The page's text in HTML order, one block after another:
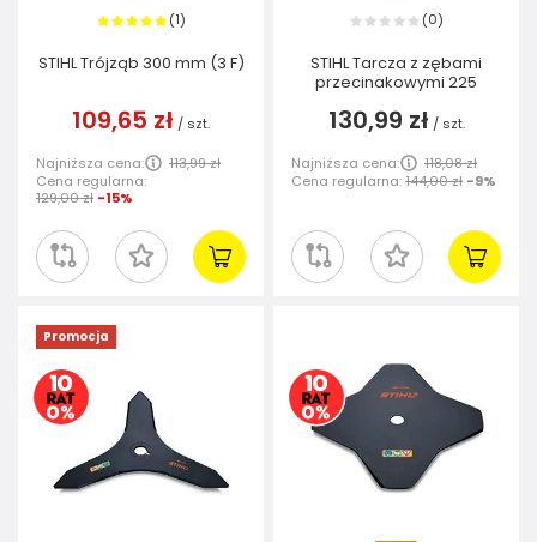
(1)
STIHL Trójząb 300 mm (3 F)
109,65 zł / szt.
Najniższa cena:
113,99 zł
Cena regularna:
129,00 zł -15%
(0)
STIHL Tarcza z zębami
przecinakowymi 225
130,99 zł / szt.
Najniższa cena:
118,08 zł
Cena regularna:144,00 zł -9%
Promocja